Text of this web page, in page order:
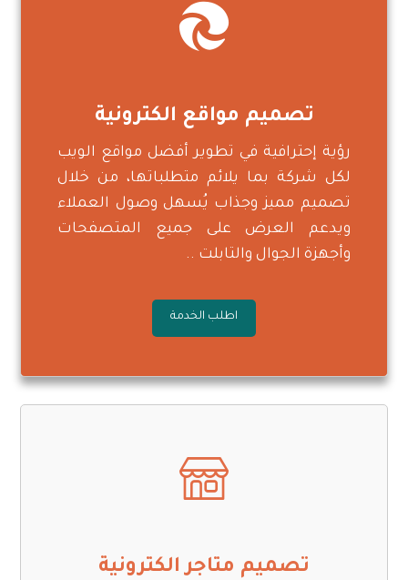
تصميم مواقع الكترونية
رؤية إحترافية في تطوير أفضل مواقع الويب
لكل شركة بما يلائم متطلباتها، من خلال
تصميم مميز وجذاب يُسهل وصول العملاء
ويدعم العرض على جميع المتصفحات
وأجهزة الجوال والتابلت ..
اطلب الخدمة
تصميم متاجر الكترونية